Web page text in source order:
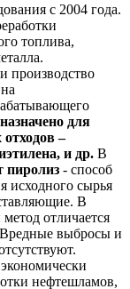
с 2004 года.
топлива,
производство
для
–
и др. В
пиролиз - способ
исходного сырья
В
отличается
Вредные выбросы и
нефтешламов,